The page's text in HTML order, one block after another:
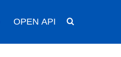
OPEN API